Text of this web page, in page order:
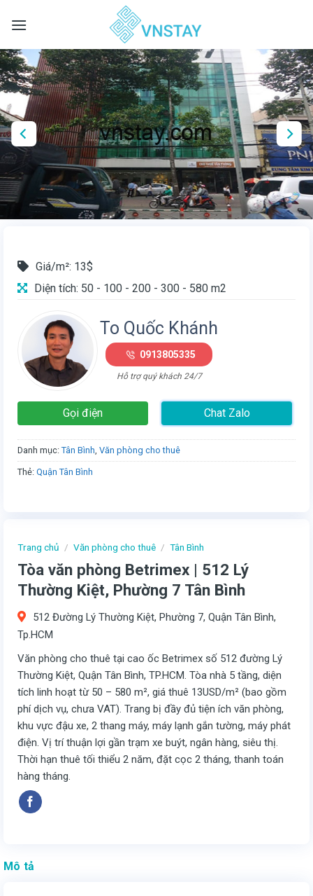
Trang chủ / Văn phòng cho thuê / Tân Bình
Tòa văn phòng Betrimex | 512 Lý
Thường Kiệt, Phường 7 Tân Bình
512 Đường Lý Thường Kiệt, Phường 7, Quận Tân Bình,
Tp.HCM
Văn phòng cho thuê tại cao ốc Betrimex số 512 đường Lý
Thường Kiệt, Quận Tân Bình, TP.HCM. Tòa nhà 5 tầng, diện
tích linh hoạt từ 50 – 580 m², giá thuê 13USD/m² (bao gồm
phí dịch vụ, chưa VAT). Trang bị đầy đủ tiện ích văn phòng,
khu vực đậu xe, 2 thang máy, máy lạnh gắn tường, máy phát
điện. Vị trí thuận lợi gần trạm xe buýt, ngân hàng, siêu thị.
Thời hạn thuê tối thiểu 2 năm, đặt cọc 2 tháng, thanh toán
hàng tháng.
Giá/m²: 13$
Diện tích: 50 - 100 - 200 - 300 - 580 m2
To Quốc Khánh
0913805335
Hỗ trợ quý khách 24/7
Gọi điện Chat Zalo
Danh mục: Tân Bình Văn phòng cho thuê
Thẻ: Quận Tân Bình
Mô tả